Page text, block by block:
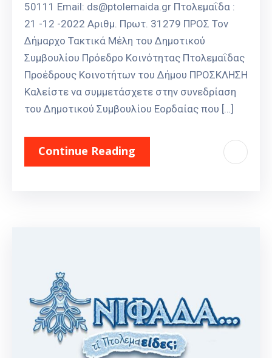
50111 Email: ds@ptolemaida.gr Πτολεμαΐδα :
21 -12 -2022 Αριθμ. Πρωτ. 31279 ΠΡΟΣ Τον
Δήμαρχο Τακτικά Μέλη του Δημοτικού
Συμβουλίου Πρόεδρο Κοινότητας Πτολεμαΐδας
Προέδρους Κοινοτήτων του Δήμου ΠΡΟΣΚΛΗΣΗ
Καλείστε να συμμετάσχετε στην συνεδρίαση
του Δημοτικού Συμβουλίου Εορδαίας που […]
Continue Reading